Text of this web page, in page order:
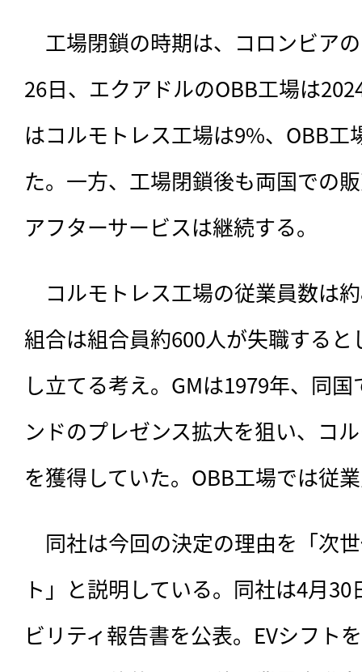
工場閉鎖の時期は、 コロンビア
26日、エクアドルのOBB工場は
はコルモトレス工場は9%、OBB工
た。一方、工場閉鎖後も両国での
アフターサービスは継続する。
コルモトレス工場の従業員数は
組合は組合員約600人が失職する
し立てる考え。GMは1979年、同
ンドのプレゼンス拡大を狙い、コ
を獲得していた。OBB工場では従
同社は今回の決定の理由を「次
ト」と説明している。同社は4月
ビリティ報告書を公表。EVシフト